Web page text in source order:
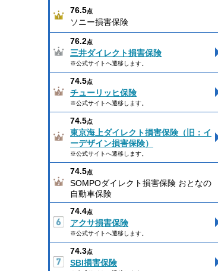
76.5点
ソニー損害保険
76.2点
三井ダイレクト損害保険
※公式サイトへ遷移します。
74.5点
チューリッヒ保険
※公式サイトへ遷移します。
74.5点
東京海上ダイレクト損害保険（旧：イ
ーデザイン損害保険）
※公式サイトへ遷移します。
74.5点
SOMPOダイレクト損害保険 おとなの
自動車保険
74.4点
アクサ損害保険
※公式サイトへ遷移します。
74.3点
SBI損害保険